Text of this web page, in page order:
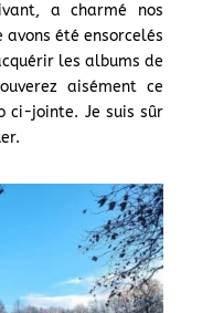
a charmé nos
été ensorcelés
les albums de
aisément ce
ci-jointe. Je suis sûr